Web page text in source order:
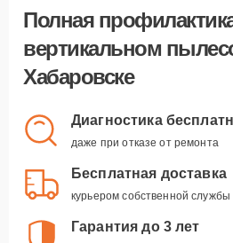
Полная
вертикальном
Хабаровске
Диагностика
даже при отказе от ремонта
Бесплатная доставка
курьером собственной службы
Гарантия до 3 лет